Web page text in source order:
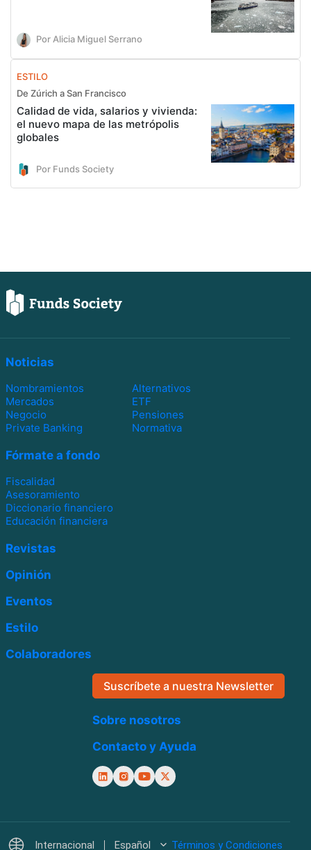
Por Alicia Miguel Serrano
ESTILO
De Zúrich a San Francisco
Calidad de vida, salarios y vivienda:
el nuevo mapa de las metrópolis
globales
Por Funds Society
Noticias
Nombramientos
Alternativos
Mercados
ETF
Negocio
Pensiones
Private Banking
Normativa
Fórmate a fondo
Fiscalidad
Asesoramiento
Diccionario financiero
Educación financiera
Revistas
Opinión
Eventos
Estilo
Colaboradores
Suscríbete a nuestra Newsletter
Sobre nosotros
Contacto y Ayuda
Internacional Español Términos y Condiciones